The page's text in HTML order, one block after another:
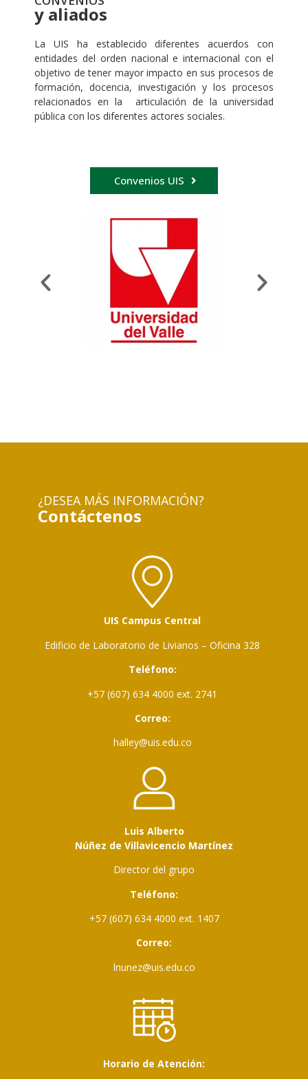
y aliados
La UIS ha establecido diferentes acuerdos con
entidades del orden nacional e internacional con el
objetivo de tener mayor impacto en sus procesos de
formación, docencia, investigación y los procesos
relacionados en la articulación de la universidad
pública con los diferentes actores sociales.
Convenios UIS
¿DESEA MÁS INFORMACIÓN?
Contáctenos
UIS Campus Central
Edificio de Laboratorio de Livianos – Oficina 328
Teléfono:
+57 (607) 634 4000 ext. 2741
Correo:
halley@uis.edu.co
Luis Alberto
Núñez de Villavicencio Martínez
Director del grupo
Teléfono:
+57 (607) 634 4000 ext. 1407
Correo:
lnunez@uis.edu.co
Horario de Atención: